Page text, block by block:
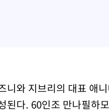
니와 지브리의 대표 애
된다. 60인조 만나필하